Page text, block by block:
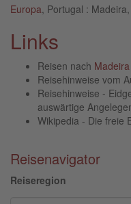
Europa , Portugal : Madeira,
Links
Reisen nach Madeira
Reisehinweise vom
Reisehinweise -
auswärtige
Wikipedia - Die freie
Reisenavigator
Reiseregion